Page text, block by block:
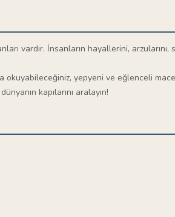
vardır. İnsanların hayallerini,
okuyabileceğiniz, yepyeni ve eğlenceli
kapılarını aralayın!